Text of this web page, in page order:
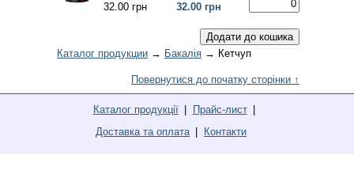
32.00 грн 32.00 грн
Каталог продукции → Бакалія → Кетчуп
Повернутися до початку сторінки ↑
Каталог продукції
Прайс-лист
Доставка та оплата
Контакти